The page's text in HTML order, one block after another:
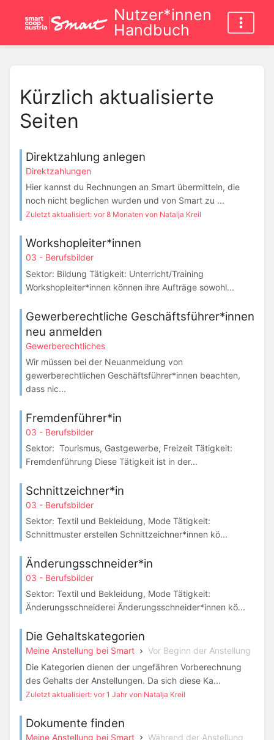
Nutzer*innen
Handbuch
Kürzlich aktualisierte
Seiten
Direktzahlung anlegen
Direktzahlungen
Hier kannst du Rechnungen an Smart übermitteln, die
noch nicht beglichen wurden und von Smart zu ...
Zuletzt aktualisiert: vor 8 Monaten von Natalja Kreil
Workshopleiter*innen
03 - Berufsbilder
Sektor: Bildung Tätigkeit: Unterricht/Training
Workshopleiter*innen können ihre Aufträge sowohl...
Gewerberechtliche Geschäftsführer*innen
neu anmelden
Gewerberechtliches
Wir müssen bei der Neuanmeldung von
gewerberechtlichen Geschäftsführer*innen beachten,
dass nic...
Fremdenführer*in
03 - Berufsbilder
Sektor: Tourismus, Gastgewerbe, Freizeit Tätigkeit:
Fremdenführung Diese Tätigkeit ist in der...
Schnittzeichner*in
03 - Berufsbilder
Sektor: Textil und Bekleidung, Mode Tätigkeit:
Schnittmuster erstellen Schnittzeichner*innen kö...
Änderungsschneider*in
03 - Berufsbilder
Sektor: Textil und Bekleidung, Mode Tätigkeit:
Änderungsschneiderei Änderungsschneider*innen kö...
Die Gehaltskategorien
Meine Anstellung bei Smart
Vor Beginn der Anstellung
Die Kategorien dienen der ungefähren Vorberechnung
des Gehalts der Anstellungen. Da sich diese Ka...
Zuletzt aktualisiert: vor 1 Jahr von Natalja Kreil
Dokumente finden
Meine Anstellung bei Smart
Während der Anstellung